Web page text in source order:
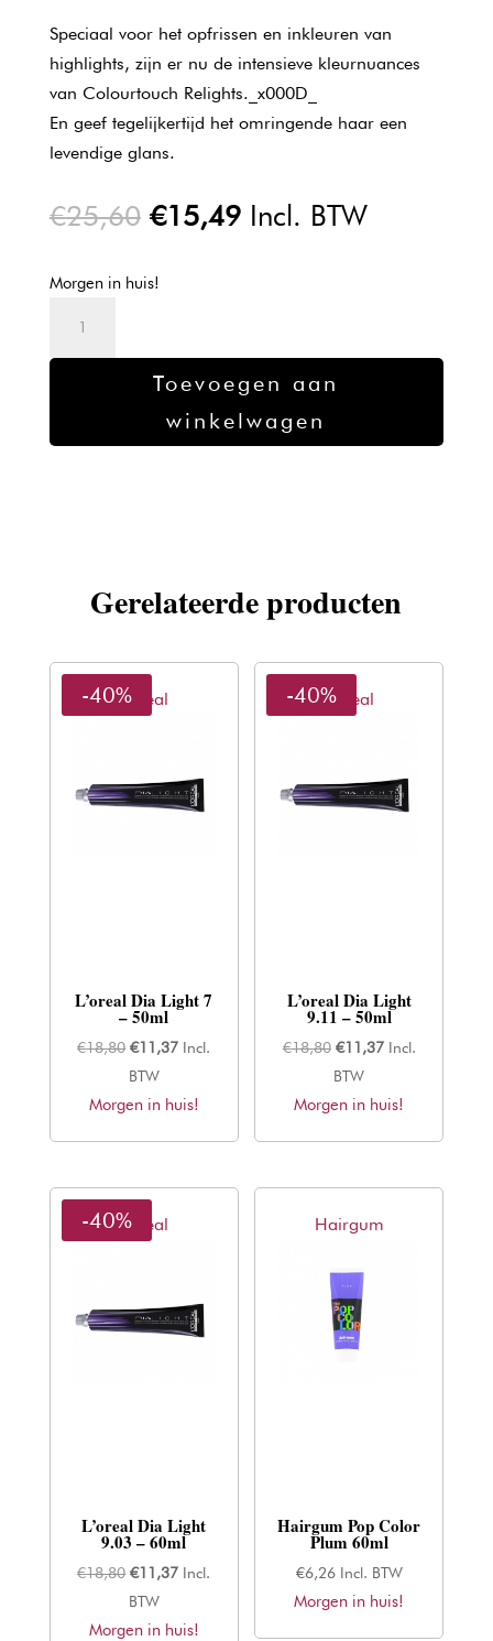
Speciaal voor het opfrissen en inkleuren van
highlights, zijn er nu de intensieve kleurnuances
van Colourtouch Relights._x000D_
En geef tegelijkertijd het omringende haar een
levendige glans.
€25,60 Oorspronkelijke
was:
€15,49Huidige
Incl. BTW
Morgen in huis!
Toevoegen aan
winkelwagen
Gerelateerde producten
L'oreal
-40%
L’oreal Dia Light 7
– 50ml
€18,80 Oorspronkelijke
prijs
was:
€11,37Huidige
is:
Incl.
BTW
Morgen in huis!
L'oreal
-40%
L’oreal Dia Light
9.11 – 50ml
€18,80 Oorspronkelijke
prijs
was:
€11,37Huidige
is:
Incl.
BTW
Morgen in huis!
L'oreal
-40%
L’oreal Dia Light
9.03 – 60ml
€18,80 Oorspronkelijke
prijs
was:
€11,37Huidige
is:
Incl.
BTW
Morgen in huis!
Hairgum
Hairgum Pop Color
Plum 60ml
€6,26 Incl. BTW
Morgen in huis!